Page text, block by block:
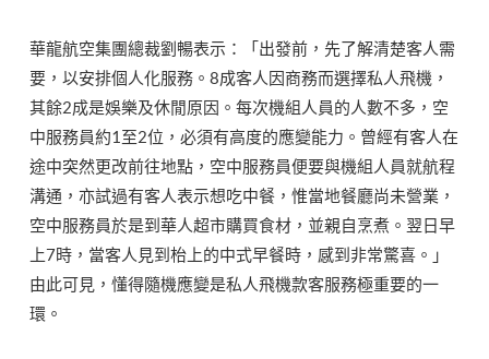
華龍航空集團總裁劉暢表示：「出發前，先了解清楚客人需
要，以安排個人化服務。8成客人因商務而選擇私人飛機，
其餘2成是娛樂及休閒原因。每次機組人員的人數不多，空
中服務員約1至2位，必須有高度的應變能力。曾經有客人在
途中突然更改前往地點，空中服務員便要與機組人員就航程
溝通，亦試過有客人表示想吃中餐，惟當地餐廳尚未營業，
空中服務員於是到華人超市購買食材，並親自烹煮。翌日早
上7時，當客人見到枱上的中式早餐時，感到非常驚喜。」
由此可見，懂得隨機應變是私人飛機款客服務極重要的一
環。